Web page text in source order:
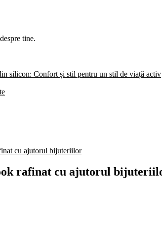
tine.
silicon: Confort și stil pentru un stil de viață activ
cu ajutorul bijuteriilor
rafinat cu ajutorul